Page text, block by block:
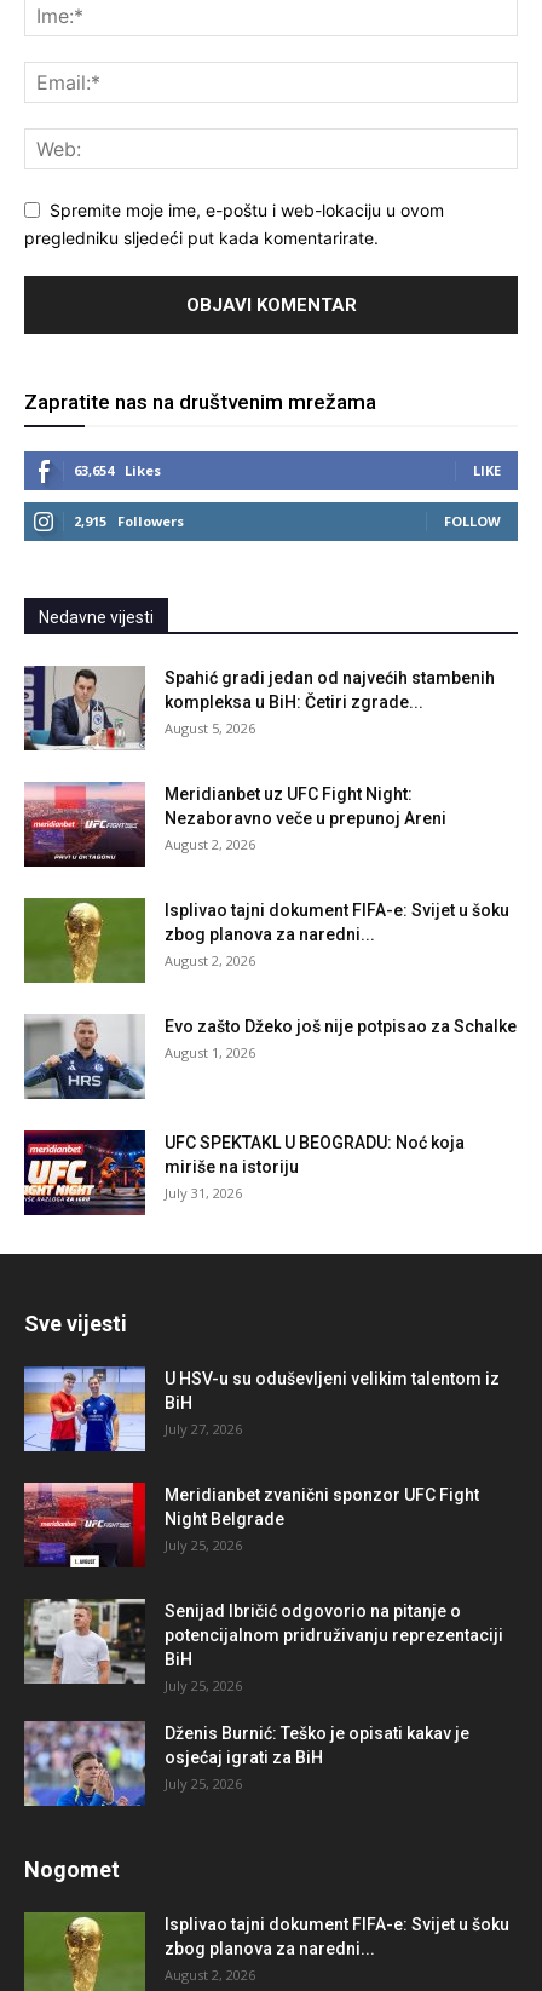
Spremite moje ime, e-poštu i web-lokaciju u ovom
pregledniku sljedeći put kada komentarirate.
Zapratite nas na društvenim mrežama
63,654 Likes LIKE
2,915 Followers FOLLOW
Nedavne vijesti
Spahić gradi jedan od najvećih stambenih
kompleksa u BiH: Četiri zgrade...
August 5, 2026
Meridianbet uz UFC Fight Night:
Nezaboravno veče u prepunoj Areni
August 2, 2026
Isplivao tajni dokument FIFA-e: Svijet u šoku
zbog planova za naredni...
August 2, 2026
Evo zašto Džeko još nije potpisao za Schalke
August 1, 2026
UFC SPEKTAKL U BEOGRADU: Noć koja
miriše na istoriju
July 31, 2026
Sve vijesti
U HSV-u su oduševljeni velikim talentom iz
BiH
July 27, 2026
Meridianbet zvanični sponzor UFC Fight
Night Belgrade
July 25, 2026
Senijad Ibričić odgovorio na pitanje o
potencijalnom pridruživanju reprezentaciji
BiH
July 25, 2026
Dženis Burnić: Teško je opisati kakav je
osjećaj igrati za BiH
July 25, 2026
Nogomet
Isplivao tajni dokument FIFA-e: Svijet u šoku
zbog planova za naredni...
August 2, 2026